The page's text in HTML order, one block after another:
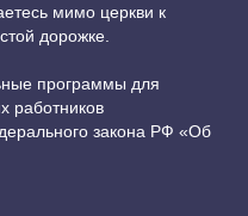
мимо церкви к
дорожке.
программы для
работников
закона РФ «Об